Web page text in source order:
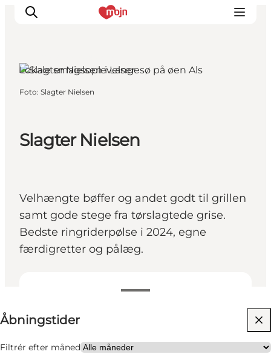
Det sker
Overnatning
Slagter Nielsen
Velhængte bøffer og andet godt til grillen
samt gode stege fra tørslagtede grise.
Bedste ringriderpølse i 2024, egne
færdigretter og pålæg.
Åbningstider
Filtrér efter måned
Besøg hjemmeside
Venner, Min partner, Mig selv, Min virksomhed
Lokale smagsoplevelser
Foto: Slagter Nielsen